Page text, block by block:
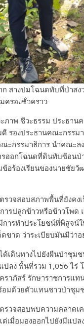
สางปมโฉนดทับที่ป่าสง
ครองชั่วคราว
ภาพ ชีวะธรรม ประธา
รองประธานคณะกรรม
กรรมาธิการ นำคณะล
ออกโฉนดที่ดินทับซ้อน
ข้อร้องเรียนของนายชั
รวจสอบสภาพพื้นที่ยังค
ารปลูกข้าวหรือข้าวโพ
ารทำประโยชน์ที่พิสูจน์ใ
ดขาด ว่าระเบียบมันมีว่า
เดินทางไปยังผืนป่าชุม
ลง พื้นที่รวม 1,056 ไร่
าภัสร์ รักษาราชการแ
อมด้วยตัวแทนชาวป่าชุ
รวจสอบพบความคลาด
ต่เมื่อมองออกไปยังมีแ